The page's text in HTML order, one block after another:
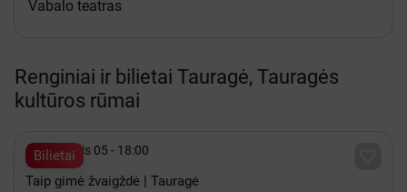
Vabalo teatras
Renginiai ir bilietai Tauragė, Tauragės
kultūros rūmai
Bilietai
 Lapkritis 05 - 18:00
Taip gimė žvaigždė | Tauragė